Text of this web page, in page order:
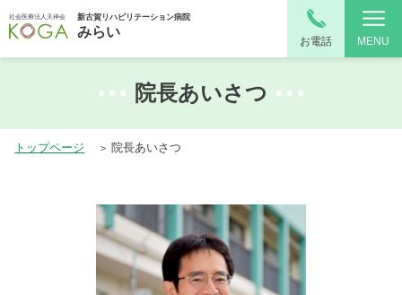
社会医療法人天神会 新古賀リハビリテーション病院
みらい
お電話 MENU
院長あいさつ
トップページ 院長あいさつ